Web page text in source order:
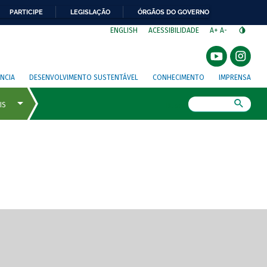
PARTICIPE LEGISLAÇÃO ÓRGÃOS DO GOVERNO
ENGLISH ACESSIBILIDADE A+ A-
DESENVOLVIMENTO SUSTENTÁVEL CONHECIMENTO IMPRENSA
de tela